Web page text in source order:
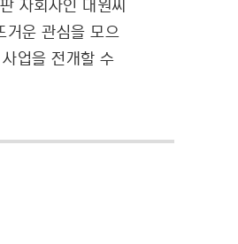
자회사인 대원씨
거운 관심을 모으
업을 전개할 수